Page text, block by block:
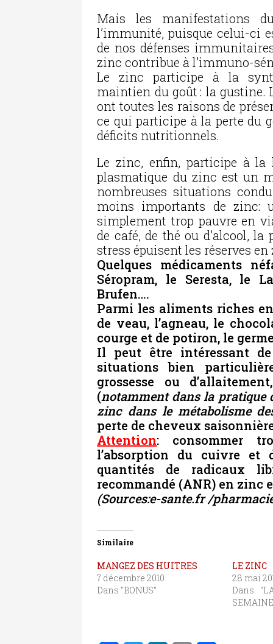
Mais les manifestations
l’immunité, puisque celui-ci
de nos défenses
zinc contribue à l’immuno-
Le zinc participe à la
maintien du goût : la gustine.
ont toutes les raisons de
ce qui participe à la perte du
déficits nutritionnels.
Le zinc, enfin, participe à
plasmatique du zinc est un
nombreuses situations
moins importants de zinc:
simplement trop pauvre en
de café, de thé ou d’alcool,
stress épuisent les réserves en
Quelques médicaments
Séropram, le Seresta, le
Brufen….
Parmi les aliments riches
de veau, l’agneau, le
courge et de potiron, le
Il peut être intéressant
situations bien
grossesse ou
(notamment dans la pratique
zinc dans le métabolisme
perte de cheveux
Attention: consommer
l’absorption du cuivre et
quantités de radicaux
recommandé (ANR) en zinc
(Sources:e-sante.fr /
Similaire
MANGEZ DES HUITRES
7 décembre 2010
Dans "BONUS"
LE ZINC
28 mai
Dans